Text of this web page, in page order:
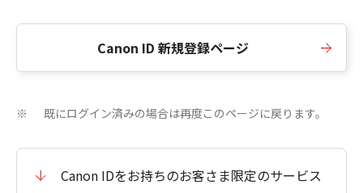
Canon ID 新規登録ページ
※ 既にログイン済みの場合は再度このページに戻ります。
Canon IDをお持ちのお客さま限定のサービス